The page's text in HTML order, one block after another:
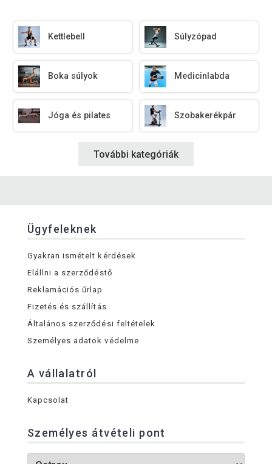
Kettlebell Súlyzópad
Boka súlyok Medicinlabda
Jóga és pilates Szobakerékpár
További kategóriák
Ügyfeleknek
Gyakran ismételt kérdések
Elállni a szerződéstő
Reklamációs űrlap
Fizetés és szállítás
Általános szerződési feltételek
Személyes adatok védelme
A vállalatról
Kapcsolat
Személyes átvételi pont